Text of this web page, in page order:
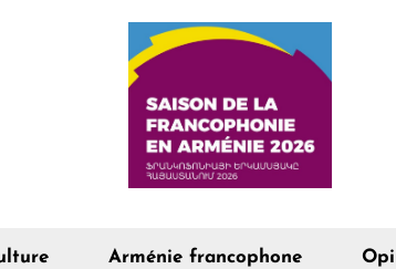
Arménie francophone